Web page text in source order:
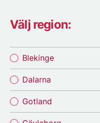
Välj region:
Blekinge
Dalarna
Gotland